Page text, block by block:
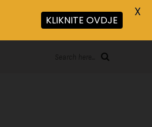
KLIKNITE OVDJE
X